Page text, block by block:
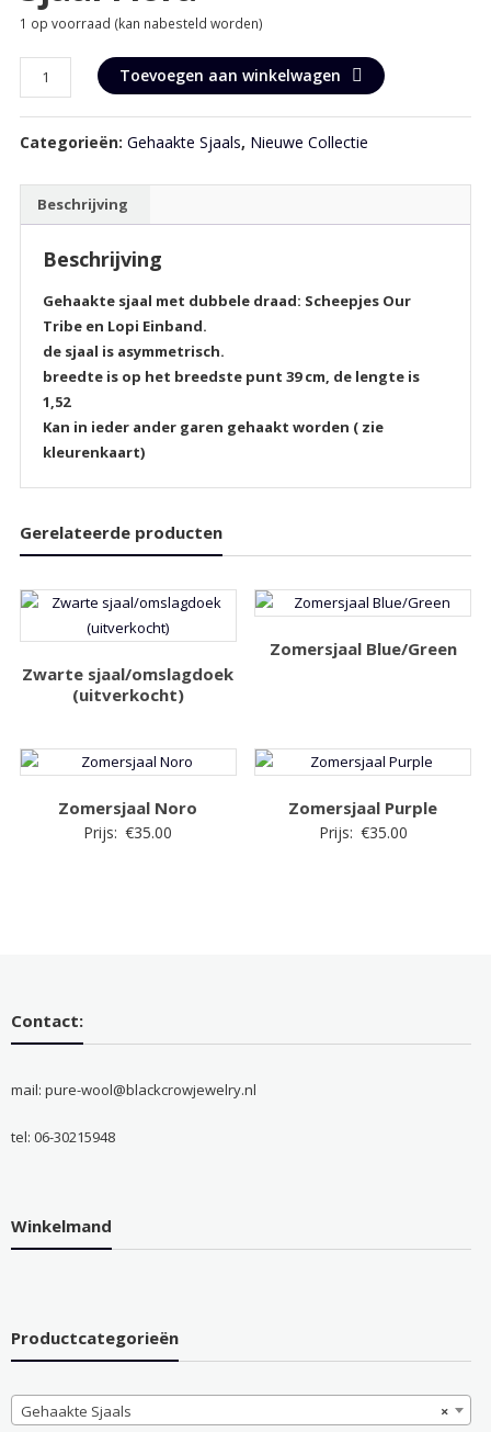
1 op voorraad (kan nabesteld worden)
Sjaal
Flora
aantal
Toevoegen aan winkelwagen
Categorieën: Gehaakte Sjaals, Nieuwe Collectie
Beschrijving
Beschrijving
Gehaakte sjaal met dubbele draad: Scheepjes Our
Tribe en Lopi Einband.
de sjaal is asymmetrisch.
breedte is op het breedste punt 39 cm, de lengte is
1,52
Kan in ieder ander garen gehaakt worden ( zie
kleurenkaart)
Gerelateerde producten
Zwarte sjaal/omslagdoek
(uitverkocht)
Zomersjaal Blue/Green
Zomersjaal Noro
Prijs: €35.00
Zomersjaal Purple
Prijs: €35.00
Contact:
mail: pure-wool@blackcrowjewelry.nl
tel: 06-30215948
Winkelmand
Productcategorieën
×
Gehaakte Sjaals